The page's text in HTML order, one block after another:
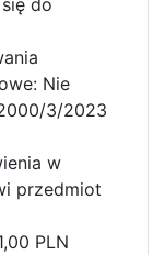
Nie
3/2023
w
przedmiot
PLN